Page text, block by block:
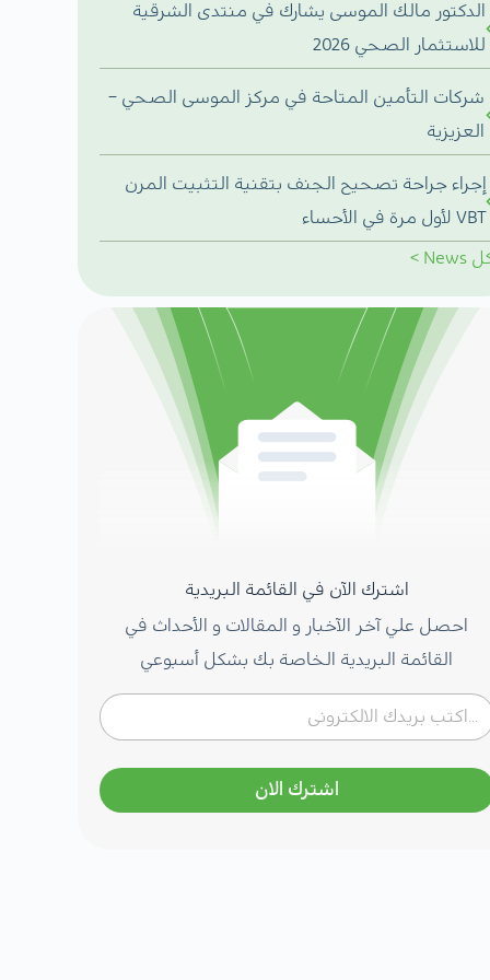
الدكتور مالك الموسى يشارك في منتدى الشرقية
للاستثمار الصحي 2026
شركات التأمين المتاحة في مركز الموسى الصحي –
العزيزية
إجراء جراحة تصحيح الجنف بتقنية التثبيت المرن
VBT لأول مرة في الأحساء
News
>
اشترك الآن في القائمة البريدية
احصل علي آخر الآخبار و المقالات و الأحداث في
القائمة البريدية الخاصة بك بشكل أسبوعي
اشترك الان